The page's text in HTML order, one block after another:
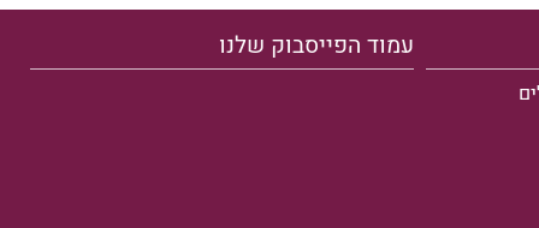
עמוד הפייסבוק שלנו